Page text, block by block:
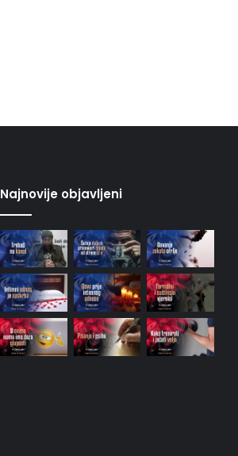
Najnovije objavljeni